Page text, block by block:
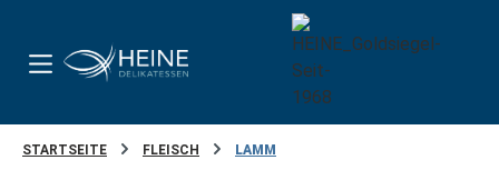
STARTSEITE FLEISCH LAMM